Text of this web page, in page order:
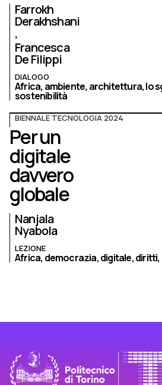
Farrokh
Derakhshani
Francesca
De Filippi
DIALOGO
Africa, ambiente, architettura,lo
sostenibilità
BIENNALE TECNOLOGIA 2024
Per un
digitale
davvero
globale
Nanjala
Nyabola
LEZIONE
Africa, democrazia,digitale,diritti,